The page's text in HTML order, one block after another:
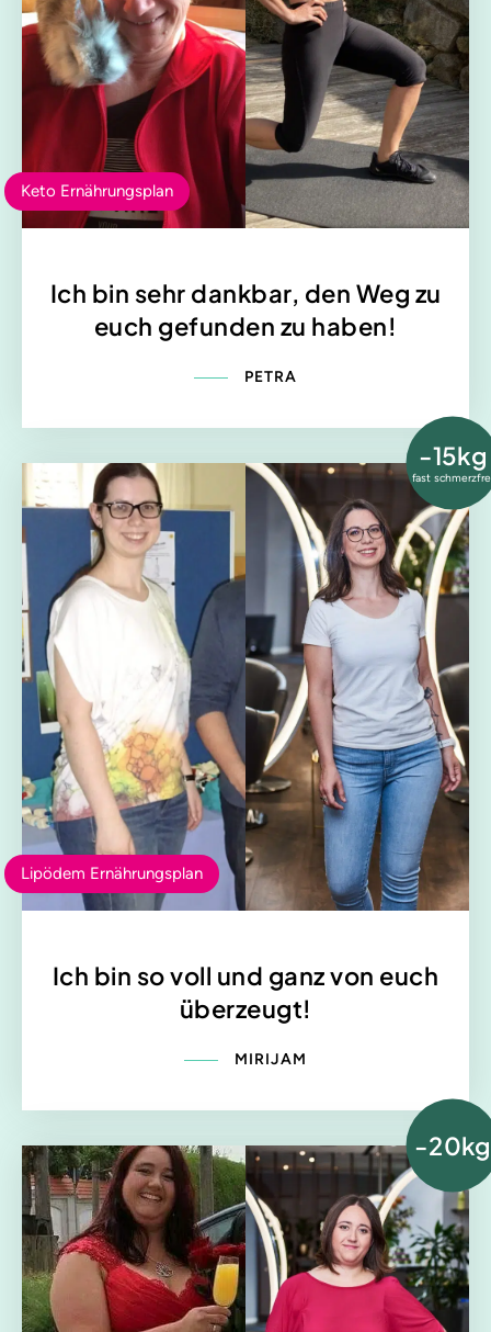
Keto Ernährungsplan
Ich bin sehr dankbar, den Weg zu
euch gefunden zu haben!
PETRA
-15kg
fast
Lipödem Ernährungsplan
Ich bin so voll und ganz von euch
überzeugt!
MIRIJAM
-20kg